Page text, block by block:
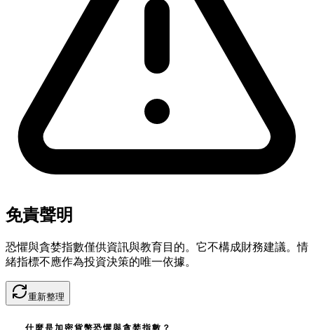
免責聲明
恐懼與貪婪指數僅供資訊與教育目的。它不構成財務建議。情
緒指標不應作為投資決策的唯一依據。
重新整理